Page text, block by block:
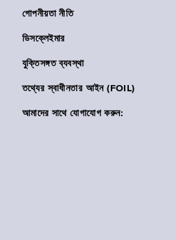
গোপনীয়তা নীতি
ডিসক্লেইমার
যুক্তিসঙ্গত ব্যবস্থা
তথ্যের স্বাধীনতার আইন (FOIL)
আমাদের সাথে যোগাযোগ করুন: